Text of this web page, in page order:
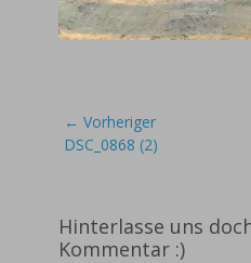
Beitragsnavigation
← Vorheriger
Vorheriger
DSC_0868 (2)
Hinterlasse uns
Kommentar :)